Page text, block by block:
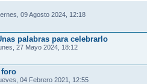
09 Agosto 2024, 12:18
palabras para celebrarlo
27 Mayo 2024, 18:12
foro
04 Febrero 2021, 12:55